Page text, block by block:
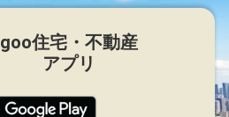
goo住宅・不動産
アプリ